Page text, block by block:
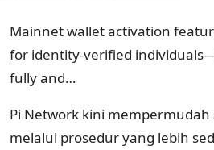
Mainnet wallet activation
for identity-verified
fully and…
Pi Network kini
melalui prosedur yang lebih